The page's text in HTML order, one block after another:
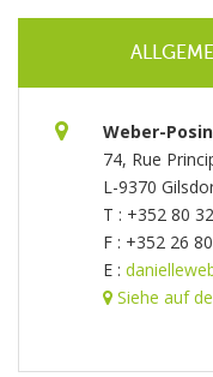
Weber-
74, Rue
L-9370
T : +352 80
F : +352 26
E :
Siehe auf